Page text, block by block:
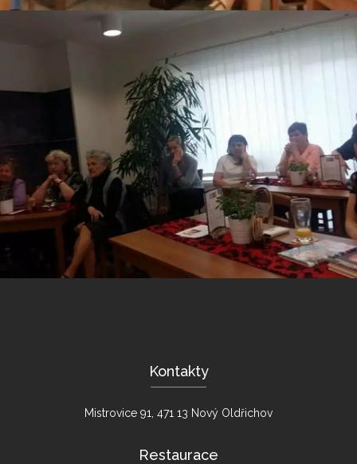
Kontakty
Mistrovice 91, 471 13 Nový Oldřichov
Restaurace